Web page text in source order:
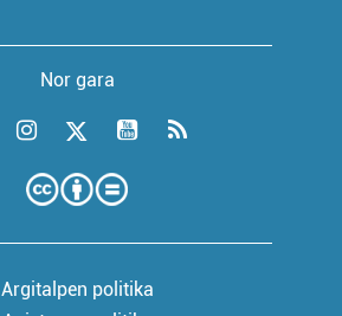
Nor gara
Argitalpen politika